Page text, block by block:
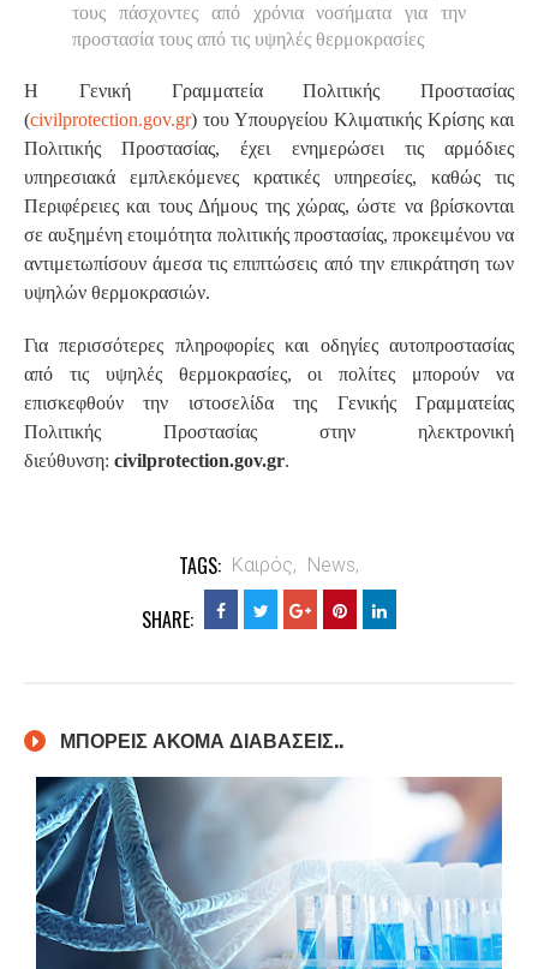
τους πάσχοντες από χρόνια νοσήματα για την
προστασία τους από τις υψηλές θερμοκρασίες
Η Γενική Γραμματεία Πολιτικής Προστασίας
(civilprotection.gov.gr) του Υπουργείου Κλιματικής Κρίσης και
Πολιτικής Προστασίας, έχει ενημερώσει τις αρμόδιες
υπηρεσιακά εμπλεκόμενες κρατικές υπηρεσίες, καθώς τις
Περιφέρειες και τους Δήμους της χώρας, ώστε να βρίσκονται
σε αυξημένη ετοιμότητα πολιτικής προστασίας, προκειμένου να
αντιμετωπίσουν άμεσα τις επιπτώσεις από την επικράτηση των
υψηλών θερμοκρασιών.
Για περισσότερες πληροφορίες και οδηγίες αυτοπροστασίας
από τις υψηλές θερμοκρασίες, οι πολίτες μπορούν να
επισκεφθούν την ιστοσελίδα της Γενικής Γραμματείας
Πολιτικής Προστασίας στην ηλεκτρονική
διεύθυνση: civilprotection.gov.gr.
TAGS: Καιρός, News,
SHARE:
ΜΠΟΡΕΙΣ ΑΚΟΜΑ ΔΙΑΒΑΣΕΙΣ..